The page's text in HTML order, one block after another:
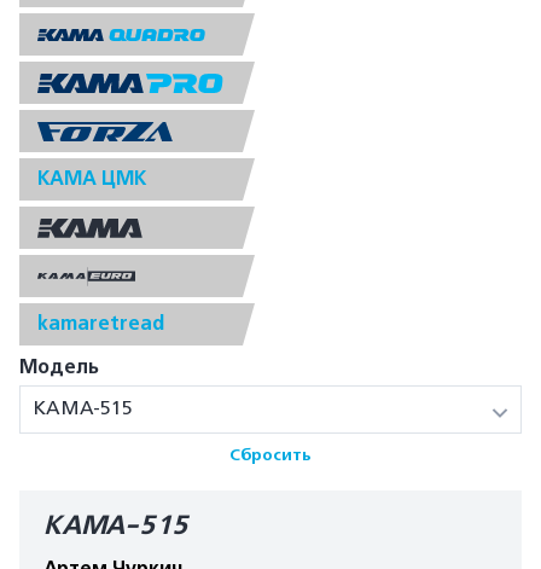
КАМА ЦМК
kamaretread
Модель
КАМА-515
Сбросить
КАМА-515